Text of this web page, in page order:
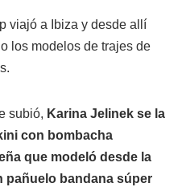
viajó a Ibiza y desde allí
los modelos de trajes de
subió, Karina Jelinek se la
con bombacha
que modeló desde la
pañuelo bandana súper